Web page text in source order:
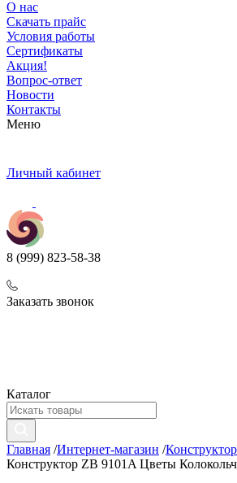
О нас
Скачать прайс
Условия работы
Сертификаты
Акция!
Вопрос-ответ
Новости
Контакты
Меню
Личный кабинет
8 (999) 823-58-38
Заказать звонок
Каталог
Главная /Интернет-магазин /
Конструктор ZB 9101A Цветы